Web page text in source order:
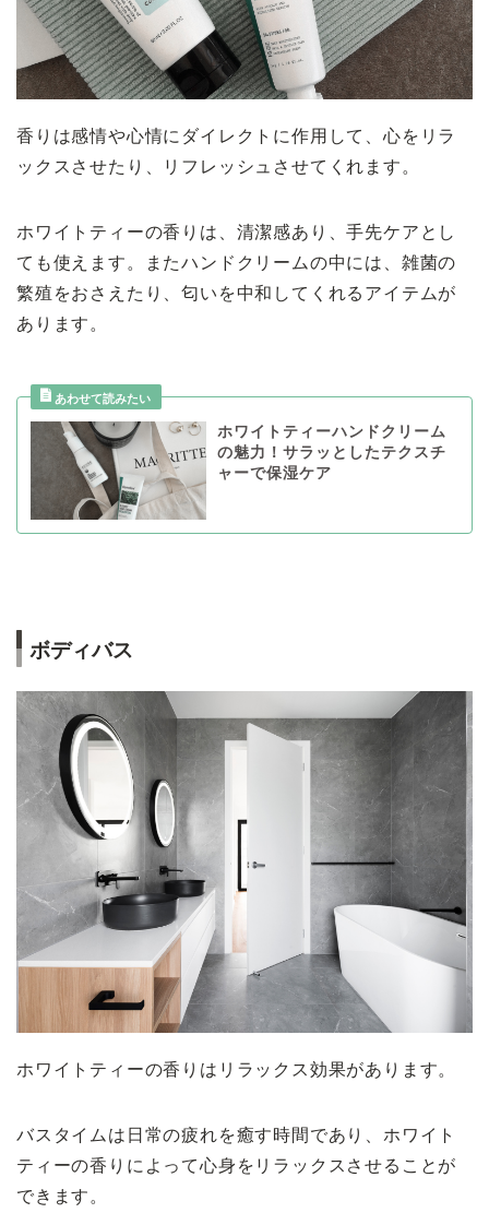
香りは感情や心情にダイレクトに作用して、心をリラ
ックスさせたり、リフレッシュさせてくれます。
ホワイトティーの香りは、清潔感あり、手先ケアとし
ても使えます。またハンドクリームの中には、雑菌の
繁殖をおさえたり、匂いを中和してくれるアイテムが
あります。
ホワイトティーハンドクリーム
の魅力！サラッとしたテクスチ
ャーで保湿ケア
ボディバス
ホワイトティーの香りはリラックス効果があります。
バスタイムは日常の疲れを癒す時間であり、ホワイト
ティーの香りによって心身をリラックスさせることが
できます。